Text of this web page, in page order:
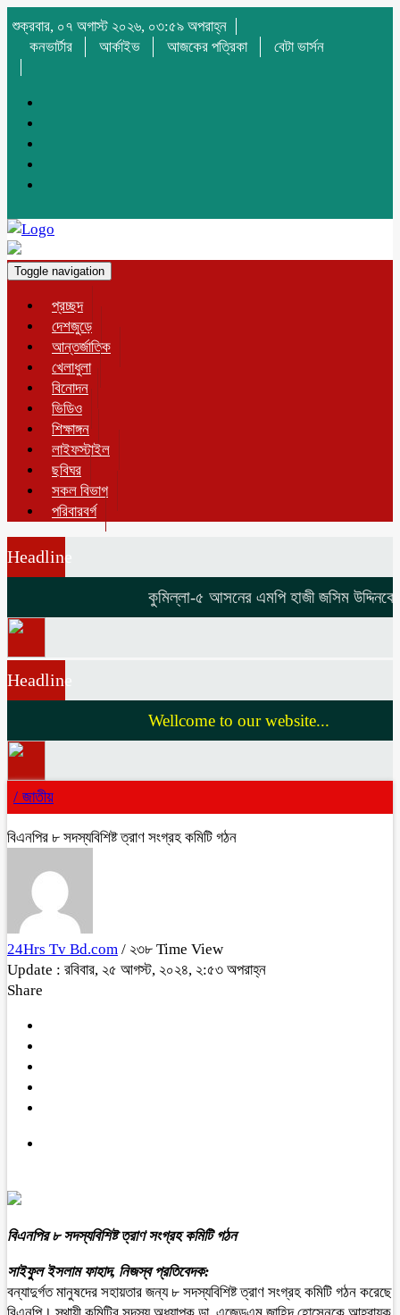
শুক্রবার, ০৭ অগাস্ট ২০২৬, ০৩:৫৯ অপরাহ্ন
কনভার্টার
আর্কাইভ আজকের পত্রিকা বেটা ভার্সন
Toggle navigation
প্রচ্ছদ
দেশজুড়ে
আন্তর্জাতিক
খেলাধুলা
বিনোদন
ভিডিও
শিক্ষাঙ্গন
লাইফস্টাইল
ছবিঘর
সকল বিভাগ
পরিবারবর্গ
Headline
কুমিল্লা-৫ আসনের এমপি হাজী জসিম উদ্দিনকে
Headline
Wellcome to our website...
/ জাতীয়
বিএনপির ৮ সদস্যবিশিষ্ট ত্রাণ সংগ্রহ কমিটি গঠন
24Hrs Tv Bd.com / ২৩৮ Time View
Update : রবিবার, ২৫ আগস্ট, ২০২৪, ২:৫৩ অপরাহ্ন
Share
বিএনপির ৮ সদস্যবিশিষ্ট ত্রাণ সংগ্রহ কমিটি গঠন
সাইফুল ইসলাম ফাহাদ, নিজস্ব প্রতিবেদক:
বন্যাদুর্গত মানুষদের সহায়তার জন্য ৮ সদস্যবিশিষ্ট ত্রাণ সংগ্রহ কমিটি গঠন করেছে